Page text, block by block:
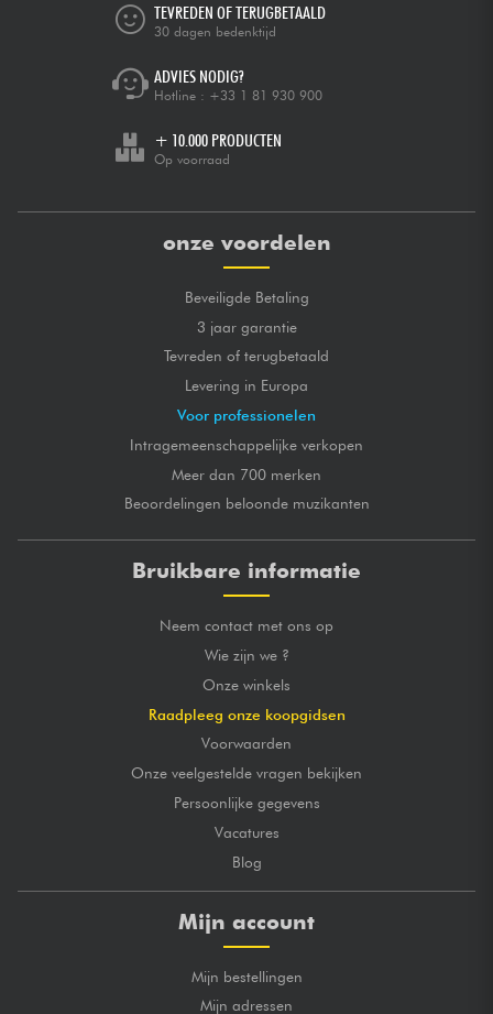
TEVREDEN OF TERUGBETAALD
30 dagen bedenktijd
ADVIES NODIG?
Hotline : +33 1 81 930 900
+ 10.000 PRODUCTEN
Op voorraad
onze voordelen
Beveiligde Betaling
3 jaar garantie
Tevreden of terugbetaald
Levering in Europa
Voor professionelen
Intragemeenschappelijke verkopen
Meer dan 700 merken
Beoordelingen beloonde muzikanten
Bruikbare informatie
Neem contact met ons op
Wie zijn we ?
Onze winkels
Raadpleeg onze koopgidsen
Voorwaarden
Onze veelgestelde vragen bekijken
Persoonlijke gegevens
Vacatures
Blog
Mijn account
Mijn bestellingen
Mijn adressen